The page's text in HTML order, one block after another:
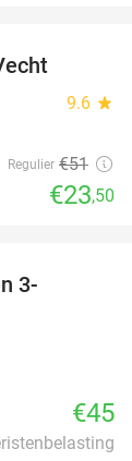
9.6 star
Regulier €51
€23,50
3-
€45